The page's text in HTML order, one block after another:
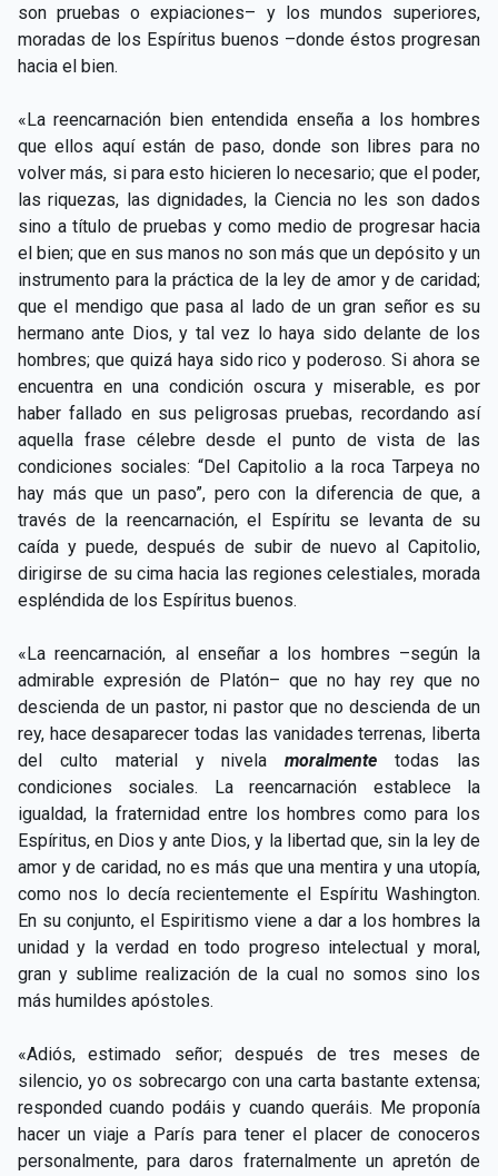
son pruebas o expiaciones– y los mundos superiores,
moradas de los Espíritus buenos –donde éstos progresan
hacia el bien.
«La reencarnación bien entendida enseña a los hombres
que ellos aquí están de paso, donde son libres para no
volver más, si para esto hicieren lo necesario; que el poder,
las riquezas, las dignidades, la Ciencia no les son dados
sino a título de pruebas y como medio de progresar hacia
el bien; que en sus manos no son más que un depósito y un
instrumento para la práctica de la ley de amor y de caridad;
que el mendigo que pasa al lado de un gran señor es su
hermano ante Dios, y tal vez lo haya sido delante de los
hombres; que quizá haya sido rico y poderoso. Si ahora se
encuentra en una condición oscura y miserable, es por
haber fallado en sus peligrosas pruebas, recordando así
aquella frase célebre desde el punto de vista de las
condiciones sociales: “Del Capitolio a la roca Tarpeya no
hay más que un paso”, pero con la diferencia de que, a
través de la reencarnación, el Espíritu se levanta de su
caída y puede, después de subir de nuevo al Capitolio,
dirigirse de su cima hacia las regiones celestiales, morada
espléndida de los Espíritus buenos.
«La reencarnación, al enseñar a los hombres –según la
admirable expresión de Platón– que no hay rey que no
descienda de un pastor, ni pastor que no descienda de un
rey, hace desaparecer todas las vanidades terrenas, liberta
del culto material y nivelamoralmente todas las
condiciones sociales. La reencarnación establece la
igualdad, la fraternidad entre los hombres como para los
Espíritus, en Dios y ante Dios, y la libertad que, sin la ley de
amor y de caridad, no es más que una mentira y una utopía,
como nos lo decía recientemente el Espíritu Washington.
En su conjunto, el Espiritismo viene a dar a los hombres la
unidad y la verdad en todo progreso intelectual y moral,
gran y sublime realización de la cual no somos sino los
más humildes apóstoles.
«Adiós, estimado señor; después de tres meses de
silencio, yo os sobrecargo con una carta bastante extensa;
responded cuando podáis y cuando queráis. Me proponía
hacer un viaje a París para tener el placer de conoceros
personalmente, para daros fraternalmente un apretón de